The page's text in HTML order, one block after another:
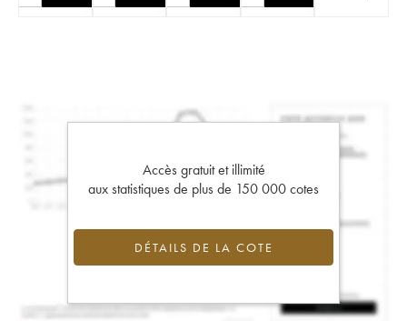
Accès gratuit et illimité
aux statistiques de plus de 150 000 cotes
DÉTAILS DE LA COTE